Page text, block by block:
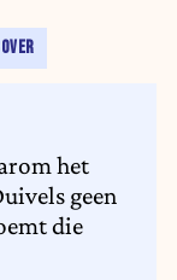
het
geen
die